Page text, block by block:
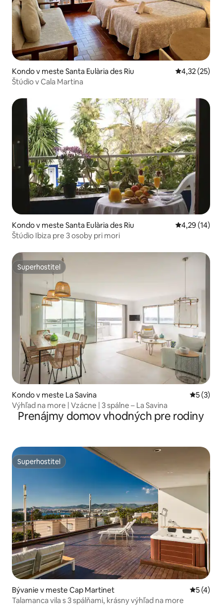
Kondo v meste Santa Eulària des Riu Priemerné
4,32 (25)
Štúdio v Cala Martina
Kondo v meste Santa Eulària des Riu Priemerné
4,29 (14)
Štúdio Ibiza pre 3 osoby pri mori
Superhostiteľ
Superhostiteľ
Kondo v meste La Savina
5 (3)
Výhľad na more | Vzácne | 3 spálne – La Savina
Prenájmy domov vhodných pre rodiny
Superhostiteľ
Superhostiteľ
Bývanie v meste Cap Martinet
5 (4)
Talamanca vila s 3 spálňami, krásny výhľad na more